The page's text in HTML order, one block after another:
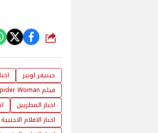
شارك
جينيفر لوبيز
فيلم Kiss of the Spider Woman مترجم
اخبار المطربين
اخبار الافلام